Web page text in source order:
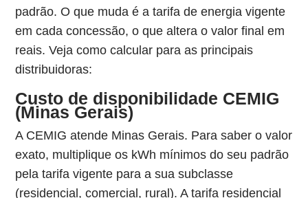
padrão. O que muda é a tarifa de energia vigente
em cada concessão, o que altera o valor final em
reais. Veja como calcular para as principais
distribuidoras:
Custo de disponibilidade CEMIG
(Minas Gerais)
A CEMIG atende Minas Gerais. Para saber o valor
exato, multiplique os kWh mínimos do seu padrão
pela tarifa vigente para a sua subclasse
(residencial, comercial, rural). A tarifa residencial